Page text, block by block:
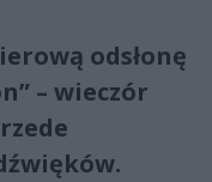
odsłonę
– wieczór